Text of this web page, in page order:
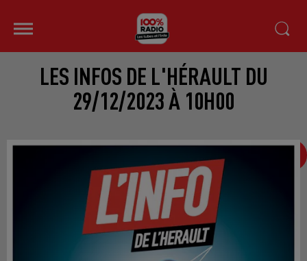
LES INFOS DE L'HÉRAULT DU
29/12/2023 À 10H00